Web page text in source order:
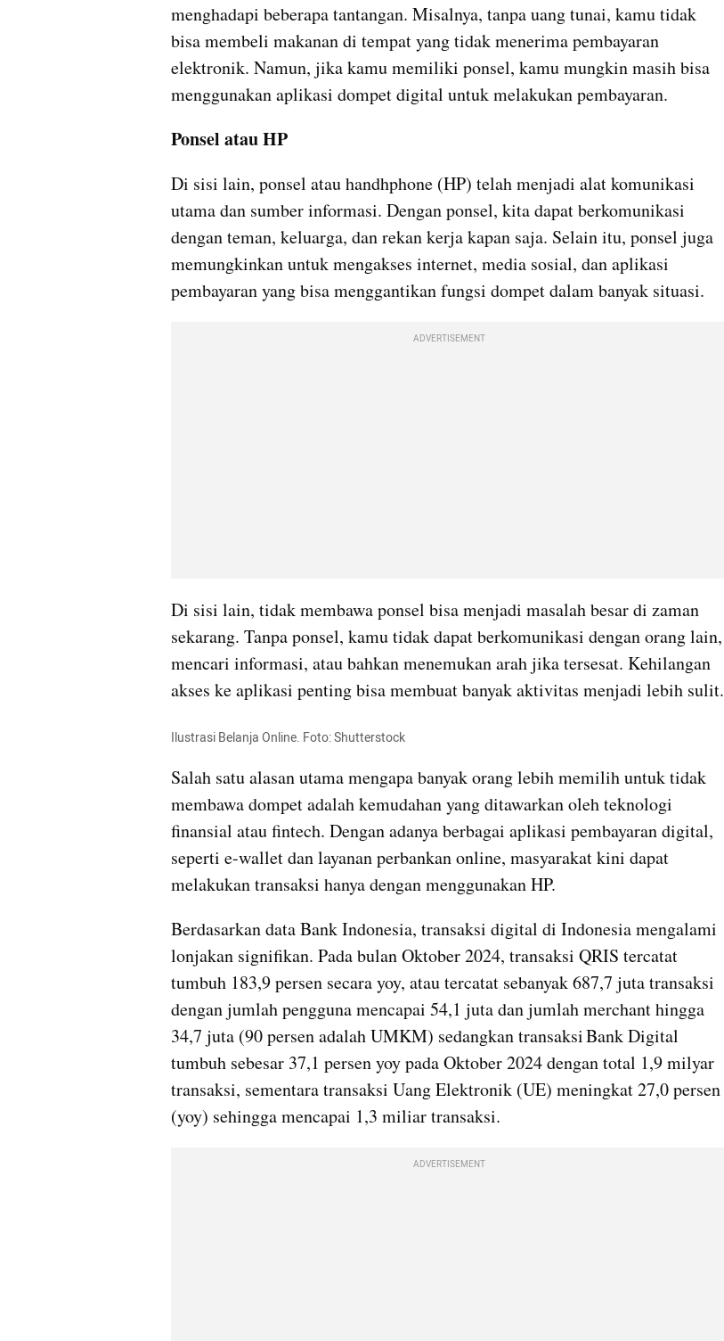
menghadapi beberapa tantangan. Misalnya, tanpa uang tunai, kamu tidak
bisa membeli makanan di tempat yang tidak menerima pembayaran
elektronik. Namun, jika kamu memiliki ponsel, kamu mungkin masih bisa
menggunakan aplikasi dompet digital untuk melakukan pembayaran.
Ponsel atau HP
Di sisi lain, ponsel atau handhphone (HP) telah menjadi alat komunikasi
utama dan sumber informasi. Dengan ponsel, kita dapat berkomunikasi
dengan teman, keluarga, dan rekan kerja kapan saja. Selain itu, ponsel juga
memungkinkan untuk mengakses internet, media sosial, dan aplikasi
pembayaran yang bisa menggantikan fungsi dompet dalam banyak situasi.
ADVERTISEMENT
Di sisi lain, tidak membawa ponsel bisa menjadi masalah besar di zaman
sekarang. Tanpa ponsel, kamu tidak dapat berkomunikasi dengan orang lain,
mencari informasi, atau bahkan menemukan arah jika tersesat. Kehilangan
akses ke aplikasi penting bisa membuat banyak aktivitas menjadi lebih sulit.
Ilustrasi Belanja Online. Foto: Shutterstock
Salah satu alasan utama mengapa banyak orang lebih memilih untuk tidak
membawa dompet adalah kemudahan yang ditawarkan oleh teknologi
finansial atau fintech. Dengan adanya berbagai aplikasi pembayaran digital,
seperti e-wallet dan layanan perbankan online, masyarakat kini dapat
melakukan transaksi hanya dengan menggunakan HP.
Berdasarkan data Bank Indonesia, transaksi digital di Indonesia mengalami
lonjakan signifikan. Pada bulan Oktober 2024, transaksi QRIS tercatat
tumbuh 183,9 persen secara yoy, atau tercatat sebanyak 687,7 juta transaksi
dengan jumlah pengguna mencapai 54,1 juta dan jumlah merchant hingga
34,7 juta (90 persen adalah UMKM) sedangkan transaksi Bank Digital
tumbuh sebesar 37,1 persen yoy pada Oktober 2024 dengan total 1,9 milyar
transaksi, sementara transaksi Uang Elektronik (UE) meningkat 27,0 persen
(yoy) sehingga mencapai 1,3 miliar transaksi.
ADVERTISEMENT